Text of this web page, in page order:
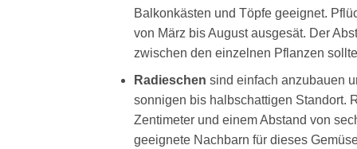
Balkonkästen und Töpfe geeignet.
von März bis August ausgesät. Der
zwischen den einzelnen Pflanzen
Radieschen sind einfach anzubauen
sonnigen bis halbschattigen Standort.
Zentimeter und einem Abstand von
geeignete Nachbarn für dieses